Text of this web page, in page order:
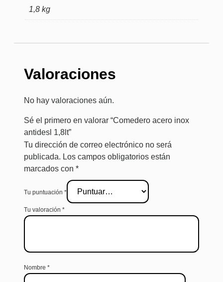
1,8 kg
Valoraciones
No hay valoraciones aún.
Sé el primero en valorar “Comedero acero inox
antidesl 1,8lt”
Tu dirección de correo electrónico no será
publicada. Los campos obligatorios están
marcados con *
Tu puntuación *
Tu valoración *
Nombre *